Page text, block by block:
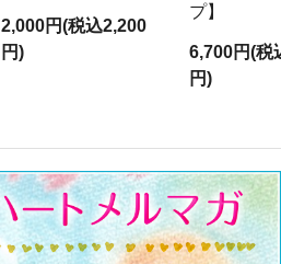
2,000円(税込2,200
円)
プ】
6,700円(税
円)